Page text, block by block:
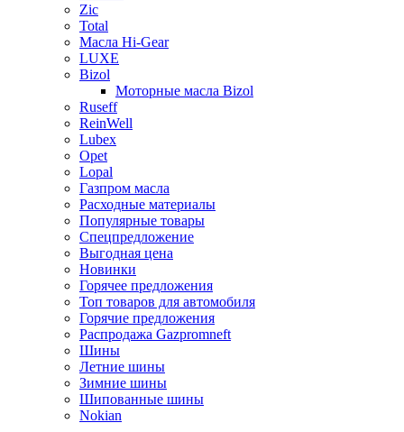
Zic
Total
Масла Hi-Gear
LUXE
Bizol
Моторные масла Bizol
Ruseff
ReinWell
Lubex
Opet
Lopal
Газпром масла
Расходные материалы
Популярные товары
Спецпредложение
Выгодная цена
Новинки
Горячее предложения
Топ товаров для автомобиля
Горячие предложения
Распродажа Gazpromneft
Шины
Летние шины
Зимние шины
Шипованные шины
Nokian